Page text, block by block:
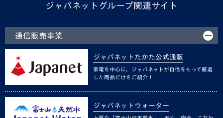
ジャパネットグループ関連サイト
通信販売事業
ジャパネットたかた公式通販
家電を中心に、ジャパネットが自信をもって厳選
した商品だけをご紹介！
ジャパネットウォーター